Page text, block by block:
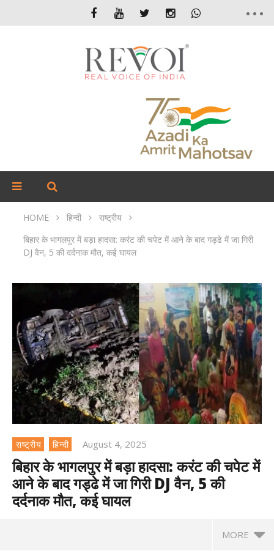
HOME हिन्दी
राष्ट्रीय
बिहार के भागलपुर में बड़ा हादसा: करंट की चपेट में आने के बाद गड्ढे में जा गिरी
DJ वैन, 5 की दर्दनाक मौत, कई घायल
राष्ट्रीय हिन्दी August 4, 2025
बिहार के भागलपुर में बड़ा हादसा: करंट की चपेट में
आने के बाद गड्ढे में जा गिरी DJ वैन, 5 की
दर्दनाक मौत, कई घायल
MORE